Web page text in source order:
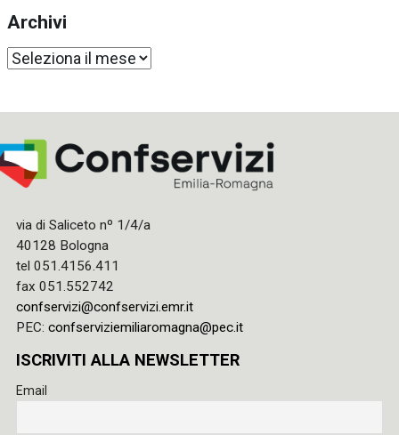
Archivi
Archivi
via di Saliceto nº 1/4/a
40128 Bologna
tel 051.4156.411
fax 051.552742
confservizi@confservizi.emr.it
PEC: confserviziemiliaromagna@pec.it
ISCRIVITI ALLA NEWSLETTER
Email